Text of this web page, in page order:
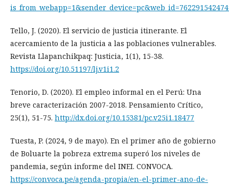
Tello, J. (2020). El servicio de justicia itinerante. El
acercamiento de la justicia a las poblaciones vulnerables.
Revista Llapanchikpaq: Justicia, 1(1), 15-38.
https://doi.org/10.51197/lj.v1i1.2
Tenorio, D. (2020). El empleo informal en el Perú: Una
breve caracterización 2007-2018. Pensamiento Crítico,
25(1), 51-75. http://dx.doi.org/10.15381/pc.v25i1.18477
Tuesta, P. (2024, 9 de mayo). En el primer año de gobierno
de Boluarte la pobreza extrema superó los niveles de
pandemia, según informe del INEI. CONVOCA.
https://convoca.pe/agenda-propia/en-el-primer-ano-de-